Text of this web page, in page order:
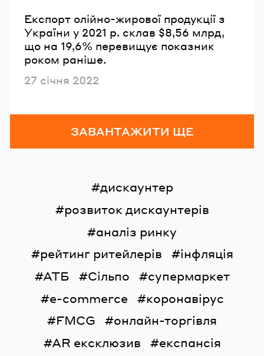
Експорт олійно-жирової продукції з
України у 2021 р. склав $8,56 млрд,
що на 19,6% перевищує показник
роком раніше.
Опубліковано
27 січня 2022
ЗАВАНТАЖИТИ ЩЕ
дискаунтер
розвиток дискаунтерів
аналіз ринку
рейтинг ритейлерів
інфляція
АТБ
Сільпо
супермаркет
e-commerce
коронавірус
FMCG
онлайн-торгівля
AR ексклюзив
експансія